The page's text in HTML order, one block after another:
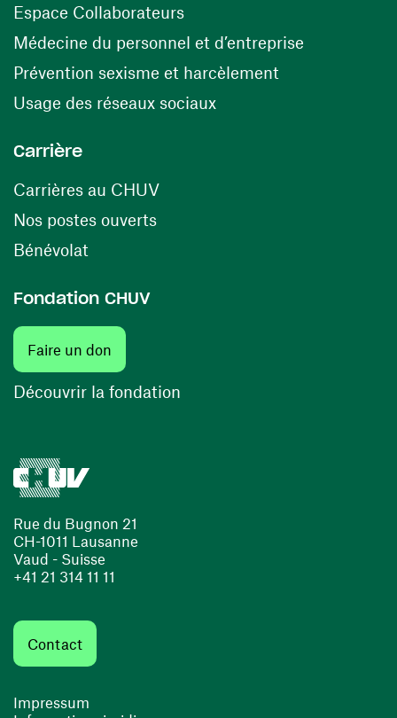
Rue du Bugnon 21
CH-1011 Lausanne
Vaud - Suisse
+41 21 314 11 11
Contact
Impressum
Espace Collaborateurs(ouvre une nouvelle fenêtre)
Médecine du personnel et d’entreprise
Prévention sexisme et harcèlement
Usage des réseaux sociaux(ouvre une nouvelle
Carrière
Carrières au CHUV(ouvre une nouvelle fenêtre)
Nos postes ouverts(ouvre une nouvelle fenêtre)
Bénévolat
Fondation CHUV
Faire un don
Découvrir la fondation